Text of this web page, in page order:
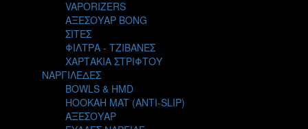
VAPORIZERS
ΑΞΕΣΟΥΑΡ BONG
ΣΙΤΕΣ
ΦΙΛΤΡΑ - ΤΖΙΒΑΝΕΣ
ΧΑΡΤΑΚΙΑ ΣΤΡΙΦΤΟΥ
ΝΑΡΓΙΛΕΔΕΣ
BOWLS & HMD
HOOKAH MAT (ANTI-SLIP)
ΑΞΕΣΟΥΑΡ